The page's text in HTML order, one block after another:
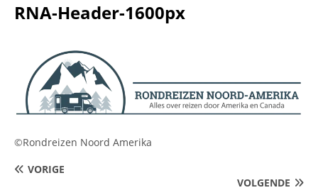
RNA-Header-1600px
©Rondreizen Noord Amerika
VORIGE
VOLGENDE